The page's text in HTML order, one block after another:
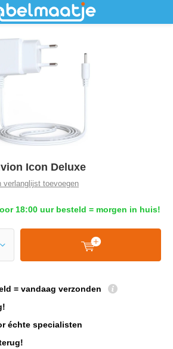
Icon Deluxe
verlanglijst toevoegen
18:00 uur besteld = morgen in huis!
= vandaag verzonden
échte specialisten